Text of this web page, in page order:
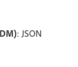
: JSON